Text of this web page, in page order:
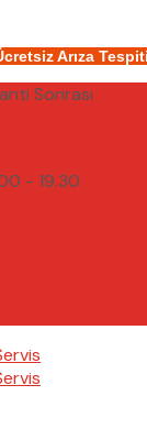
Arıza
Sonrası
- 19.30